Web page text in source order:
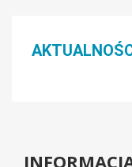
Menu boczne